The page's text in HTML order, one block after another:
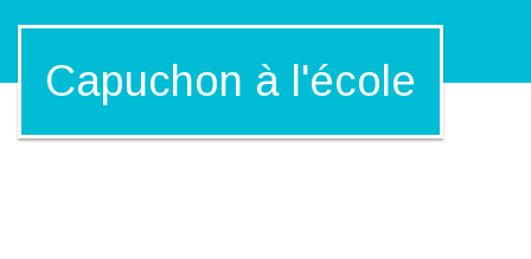
Capuchon à l'école